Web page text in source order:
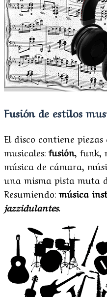
Fusión de estilos
El disco contiene
musicales:fusión, funk,
música de cámara,
una misma pista muta
Resumiendo:música
jazzidulantes.